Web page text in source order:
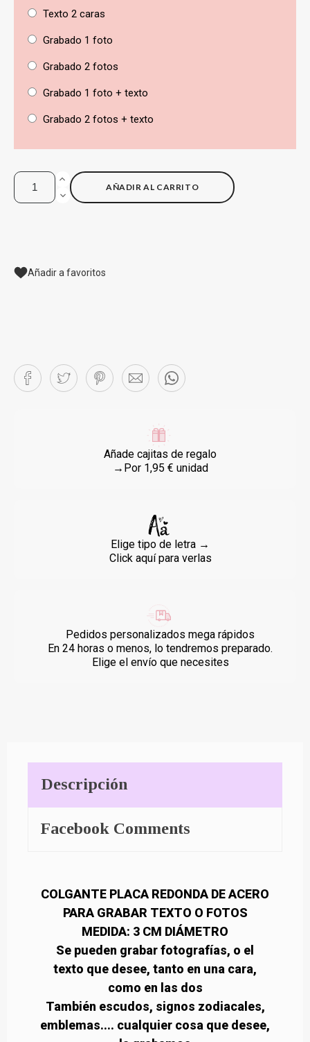
Texto 2 caras
Grabado 1 foto
Grabado 2 fotos
Grabado 1 foto + texto
Grabado 2 fotos + texto
AÑADIR AL CARRITO
Añadir a favoritos
Añade cajitas de regalo
→Por 1,95 € unidad
Elige tipo de letra →
Click aquí para verlas
Pedidos personalizados mega rápidos
En 24 horas o menos, lo tendremos preparado.
Elige el envío que necesites
Descripción
Facebook Comments
COLGANTE PLACA REDONDA DE ACERO
PARA GRABAR TEXTO O FOTOS
MEDIDA: 3 CM DIÁMETRO
Se pueden grabar fotografías, o el
texto que desee, tanto en una cara,
como en las dos
También escudos, signos zodiacales,
emblemas.... cualquier cosa que desee,